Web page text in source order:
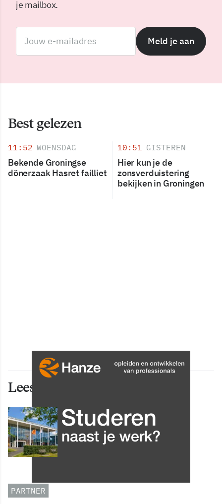
je mailbox.
Meld je aan
Best gelezen
11:52 WOENSDAG
Bekende Groningse
dönerzaak Hasret failliet
10:51 GISTEREN
Hier kun je de
zonsverduistering
bekijken in Groningen
Lees ook deze artikelen
INNOVATIE
Grip op data en informatie:
Leergang Data en
PARTNER